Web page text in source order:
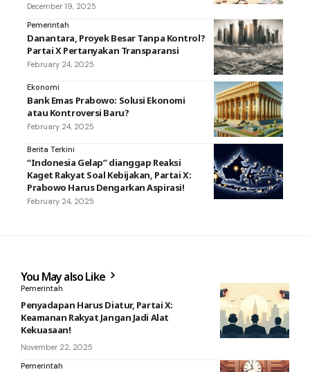
December 19, 2025
Pemerintah
Danantara, Proyek Besar Tanpa Kontrol?
Partai X Pertanyakan Transparansi
February 24, 2025
Ekonomi
Bank Emas Prabowo: Solusi Ekonomi
atau Kontroversi Baru?
February 24, 2025
Berita Terkini
“Indonesia Gelap” dianggap Reaksi
Kaget Rakyat Soal Kebijakan, Partai X:
Prabowo Harus Dengarkan Aspirasi!
February 24, 2025
You May also Like
Pemerintah
Penyadapan Harus Diatur, Partai X:
Keamanan Rakyat Jangan Jadi Alat
Kekuasaan!
November 22, 2025
Pemerintah